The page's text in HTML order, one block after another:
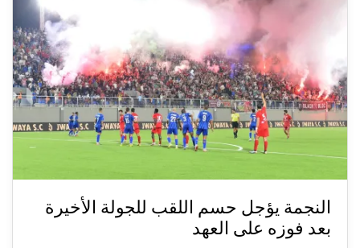
النجمة يؤجل حسم اللقب للجولة الأخيرة
بعد فوزه على العهد